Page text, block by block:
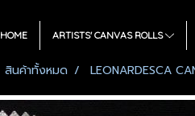
HOME ARTISTS' CANVAS ROLLS
สินค้าทั้งหมด LEONARDESCA